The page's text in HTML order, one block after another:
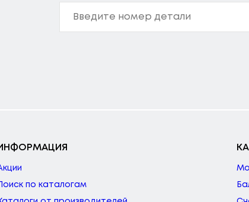
по каталогам